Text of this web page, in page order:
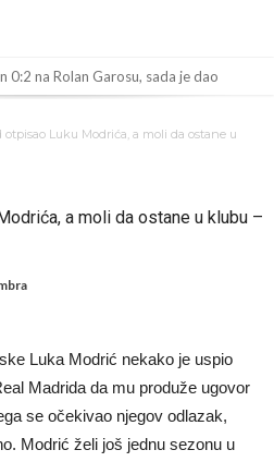
na Rolan Garosu, sada je dao
“plafon” za Bredlija Barkolu?
– odbijena!
petoligaš dobio nevjerovatan stadion
UFC borca! Red ljudi, muzika i aplauz koji
Velika tragedija! Povrijeđeno još 12
otpisao Luku Modrića, a moli da ostane u
a moli da ostane u klubu –
Luka Modrić nekako je uspio
Madrida da mu produže ugovor
se očekivao njegov odlazak,
Modrić želi još jednu sezonu u